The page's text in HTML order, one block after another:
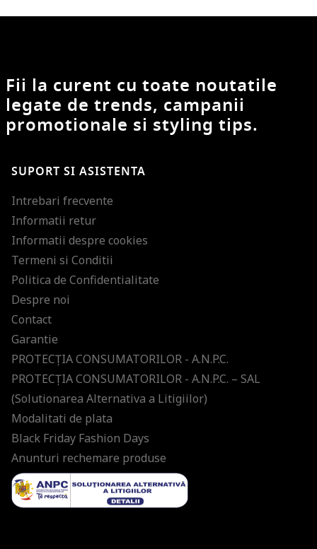
Fii la curent cu toate noutatile
legate de trends, campanii
promotionale si styling tips.
SUPORT SI ASISTENTA
Intrebari frecvente
Informatii retur
Informatii despre cookies
Termeni si Conditii
Politica de Confidentialitate
Despre noi
Contact
Garantie
PROTECŢIA CONSUMATORILOR - A.N.P.C.
PROTECŢIA CONSUMATORILOR - A.N.P.C. – SAL
(Solutionarea Alternativa a Litigiilor)
Modalitati de plata
Black Friday Fashion Days
Anunturi rechemare produse